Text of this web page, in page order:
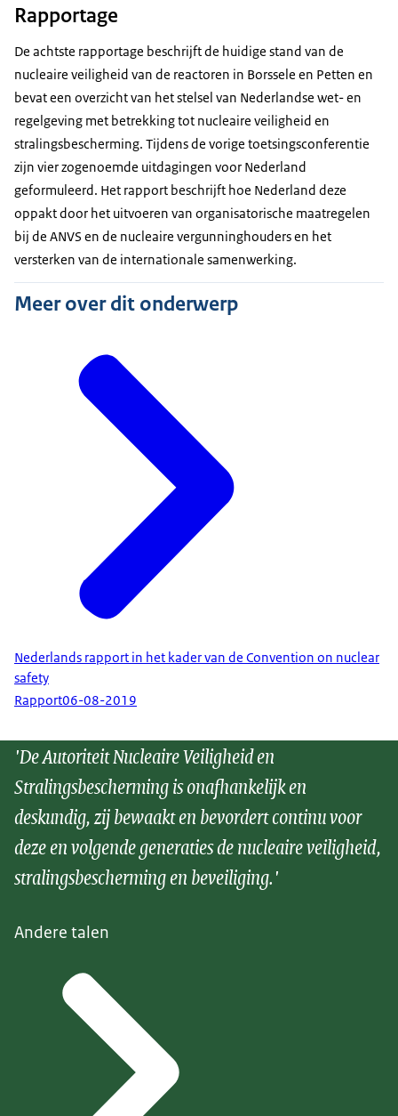
Rapportage
De achtste rapportage beschrijft de huidige stand van de
nucleaire veiligheid van de reactoren in Borssele en Petten en
bevat een overzicht van het stelsel van Nederlandse wet- en
regelgeving met betrekking tot nucleaire veiligheid en
stralingsbescherming. Tijdens de vorige toetsingsconferentie
zijn vier zogenoemde uitdagingen voor Nederland
geformuleerd. Het rapport beschrijft hoe Nederland deze
oppakt door het uitvoeren van organisatorische maatregelen
bij de ANVS en de nucleaire vergunninghouders en het
versterken van de internationale samenwerking.
Meer over dit onderwerp
Nederlands rapport in het kader van de Convention on nuclear
safety
Rapport06-08-2019
'De Autoriteit Nucleaire Veiligheid en
Stralingsbescherming is onafhankelijk en
deskundig, zij bewaakt en bevordert continu voor
deze en volgende generaties de nucleaire veiligheid,
stralingsbescherming en beveiliging.'
Andere talen